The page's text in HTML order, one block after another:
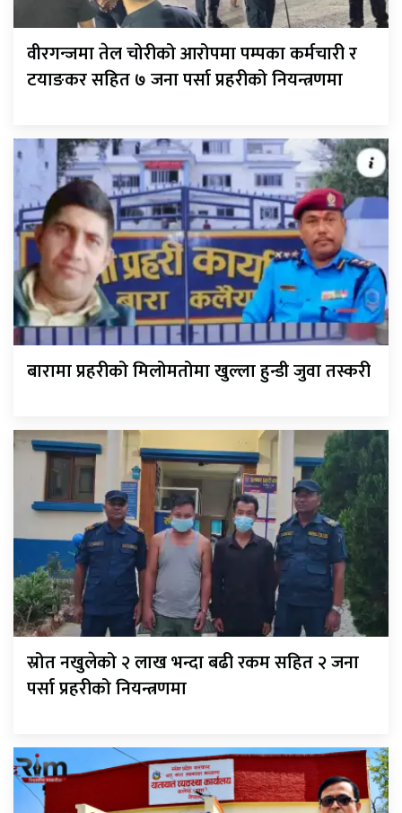
वीरगन्जमा तेल चोरीको आरोपमा पम्पका कर्मचारी र
टयाङकर सहित ७ जना पर्सा प्रहरीको नियन्त्रणमा
बारामा प्रहरीको मिलोमतोमा खुल्ला हुन्डी जुवा तस्करी
स्रोत नखुलेको २ लाख भन्दा बढी रकम सहित २ जना
पर्सा प्रहरीको नियन्त्रणमा